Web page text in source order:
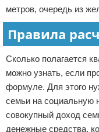
метров, очередь из
Правила
Сколько полагается
можно узнать, если
формуле. Для этого
семьи на социальную
совокупный доход
денежные средства,